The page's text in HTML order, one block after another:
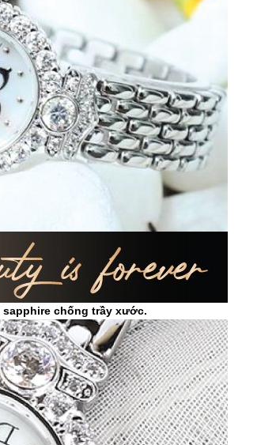
chống trầy xước.